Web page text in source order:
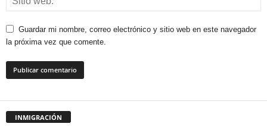
Guardar mi nombre, correo electrónico y sitio web en este navegador
la próxima vez que comente.
INMIGRACIÓN